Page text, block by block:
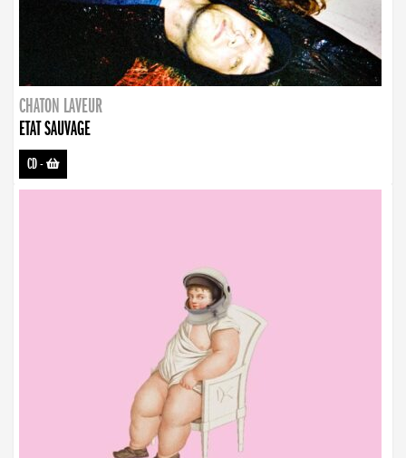
CHATON LAVEUR
ETAT SAUVAGE
CD-